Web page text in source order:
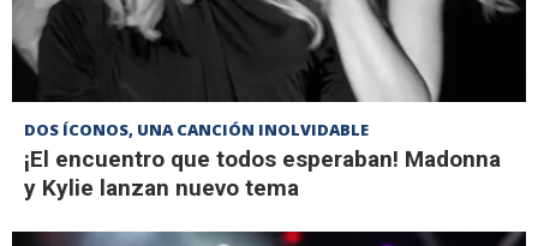
DOS ÍCONOS, UNA CANCIÓN INOLVIDABLE
¡El encuentro que todos esperaban! Madonna
y Kylie lanzan nuevo tema